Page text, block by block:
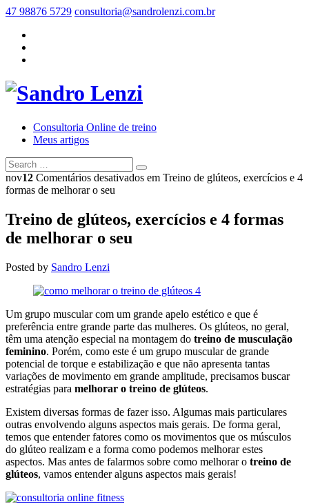
47 98876 5729 consultoria@sandrolenzi.com.br
Consultoria Online de treino
Meus artigos
nov12 Comentários desativados em Treino de glúteos, exercícios e 4
formas de melhorar o seu
Treino de glúteos, exercícios e 4 formas
de melhorar o seu
Posted by Sandro Lenzi
Um grupo muscular com um grande apelo estético e que é
preferência entre grande parte das mulheres. Os glúteos, no geral,
têm uma atenção especial na montagem do treino de musculação
feminino. Porém, como este é um grupo muscular de grande
potencial de torque e estabilização e que não apresenta tantas
variações de movimento em grande amplitude, precisamos buscar
estratégias para melhorar o treino de glúteos.
Existem diversas formas de fazer isso. Algumas mais particulares
outras envolvendo alguns aspectos mais gerais. De forma geral,
temos que entender fatores como os movimentos que os músculos
do glúteo realizam e a forma como podemos melhorar estes
aspectos. Mas antes de falarmos sobre como melhorar o treino de
glúteos, vamos entender alguns aspectos mais gerais!